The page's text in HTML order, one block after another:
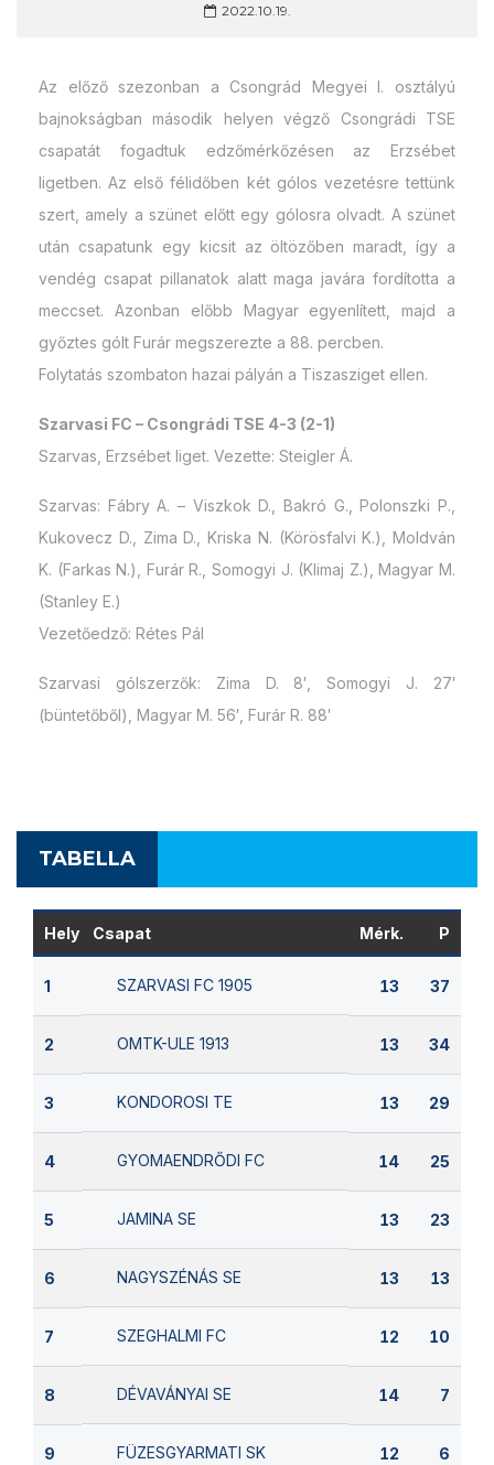
2022.10.19.
Az előző szezonban a Csongrád Megyei I. osztályú
bajnokságban második helyen végző Csongrádi TSE
csapatát fogadtuk edzőmérkőzésen az Erzsébet
ligetben. Az első félidőben két gólos vezetésre tettünk
szert, amely a szünet előtt egy gólosra olvadt. A szünet
után csapatunk egy kicsit az öltözőben maradt, így a
vendég csapat pillanatok alatt maga javára fordította a
meccset. Azonban előbb Magyar egyenlített, majd a
győztes gólt Furár megszerezte a 88. percben.
Folytatás szombaton hazai pályán a Tiszasziget ellen.
Szarvasi FC – Csongrádi TSE 4-3 (2-1)
Szarvas, Erzsébet liget. Vezette: Steigler Á.
Szarvas: Fábry A. – Viszkok D., Bakró G., Polonszki P.,
Kukovecz D., Zima D., Kriska N. (Körösfalvi K.), Moldván
K. (Farkas N.), Furár R., Somogyi J. (Klimaj Z.), Magyar M.
(Stanley E.)
Vezetőedző: Rétes Pál
Szarvasi gólszerzők: Zima D. 8′, Somogyi J. 27′
(büntetőből), Magyar M. 56′, Furár R. 88′
TABELLA
Hely Csapat Mérk. P
1 SZARVASI FC 1905 13 37
2 OMTK-ULE 1913 13 34
3 KONDOROSI TE 13 29
4 GYOMAENDRŐDI FC 14 25
5 JAMINA SE 13 23
6 NAGYSZÉNÁS SE 13 13
7 SZEGHALMI FC 12 10
8 DÉVAVÁNYAI SE 14 7
9 FÜZESGYARMATI SK 12 6